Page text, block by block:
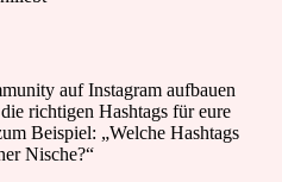
auf Instagram aufbauen
richtigen Hashtags für eure
Beispiel: „Welche Hashtags
Nische?“